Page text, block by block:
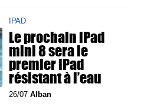
IPAD
Le prochain iPad
mini 8 sera le
premier iPad
résistant à l’eau
26/07Alban